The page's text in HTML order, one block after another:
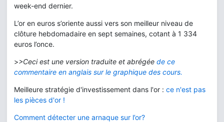
week-end dernier.
L’or en euros s’oriente aussi vers son meilleur niveau de
clôture hebdomadaire en sept semaines, cotant à 1 334
euros l’once.
>>Ceci est une version traduite et abrégée de ce
commentaire en anglais sur le graphique des cours.
Meilleure stratégie d'investissement dans l'or : ce n'est pas
les pièces d'or !
Comment détecter une arnaque sur l’or?